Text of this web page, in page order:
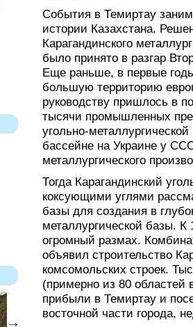
События в Темиртау
истории Казахстана.
Карагандинского
было принято в разгар
Еще раньше, в первые
большую территорию
руководству пришлось в
тысячи промышленных
угольно-
бассейне на Украине у
металлургического
Тогда Карагандинский
коксующими углями
базы для создания в
металлургической базы. К
огромный размах.
объявил строительство
комсомольских строек.
(примерно из 80 областей
прибыли в Темиртау и
восточной части города,